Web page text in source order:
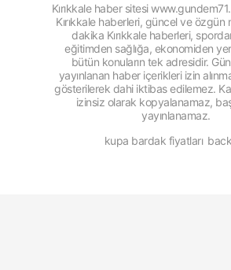
Kırıkkale haber sitesi
Kırıkkale haberleri, güncel ve özgün
dakika Kırıkkale haberleri,
eğitimden sağlığa, ekonomiden
bütün konuların tek adresidir.
yayınlanan haber içerikleri izin
gösterilerek dahi iktibas edilemez.
izinsiz olarak kopyalanamaz,
yayınlanamaz.
kupa bardak fiyatları